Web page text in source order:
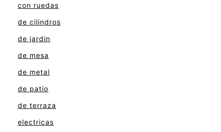
con ruedas
de cilindros
de jardin
de mesa
de metal
de patio
de terraza
electricas